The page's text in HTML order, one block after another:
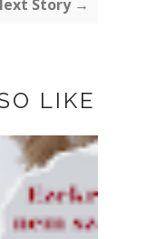
Story →
LIKE